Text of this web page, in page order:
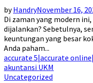
byHandryNovember 16,
Di zaman yang modern
dijalankan? Sebetulnya,
keuntungan yang besar
Anda paham...
accurate 5|accurate
akuntansi UKM
Uncategorized